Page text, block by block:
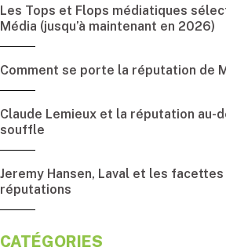
Les Tops et Flops médiatiques
Média (jusqu’à maintenant en 2026)
Comment se porte la réputation de
Claude Lemieux et la réputation au-
souffle
Jeremy Hansen, Laval et les
réputations
CATÉGORIES